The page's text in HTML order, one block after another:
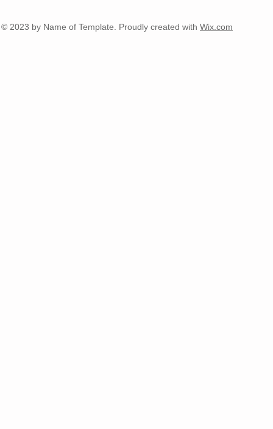
© 2023 by Name of Template. Proudly created with Wix.com